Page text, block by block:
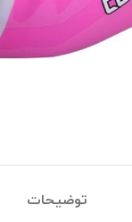
توضیحات